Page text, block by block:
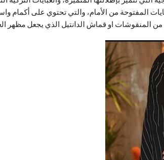
المفتوحة من الأمام، والتي تحتوي على أكمام
المنقوشات او قماش الدانتيل الذي يجعل مظهر